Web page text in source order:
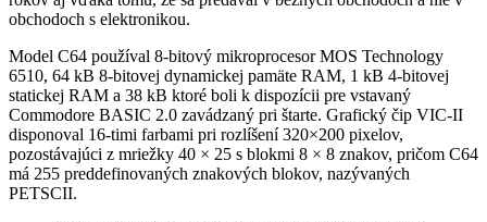
obchodoch s elektronikou.
Model C64 používal 8-bitový mikroprocesor MOS Technology
6510, 64 kB 8-bitovej dynamickej pamäte RAM, 1 kB 4-bitovej
statickej RAM a 38 kB ktoré boli k dispozícii pre vstavaný
Commodore BASIC 2.0 zavádzaný pri štarte. Grafický čip VIC-II
disponoval 16-timi farbami pri rozlíšení 320×200 pixelov,
pozostávajúci z mriežky 40 × 25 s blokmi 8 × 8 znakov, pričom C64
má 255 preddefinovaných znakových blokov, nazývaných
PETSCII.